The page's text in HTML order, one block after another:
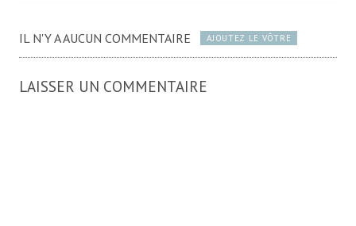
IL N'Y A AUCUN COMMENTAIRE AJOUTEZ LE VÔTRE
LAISSER UN COMMENTAIRE